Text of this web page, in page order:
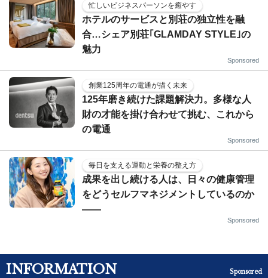
忙しいビジネスパーソンを癒やす
ホテルのサービスと別荘の独立性を融
合…シェア別荘｢GLAMDAY STYLE｣の
魅力
Sponsored
創業125周年の電通が描く未来
125年磨き続けた課題解決力。多様な人
財の才能を掛け合わせて挑む、これから
の電通
Sponsored
毎日を支える運動と栄養の整え方
成果を出し続ける人は、日々の健康管理
をどうセルフマネジメントしているのか
——
Sponsored
INFORMATION Sponsored